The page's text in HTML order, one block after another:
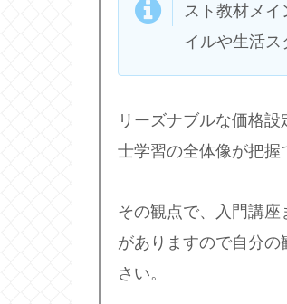
スト教材メ
イルや生活ス
リーズナブルな価格
士学習の全体像が把握
その観点で、入門講
がありますので自分
さい。